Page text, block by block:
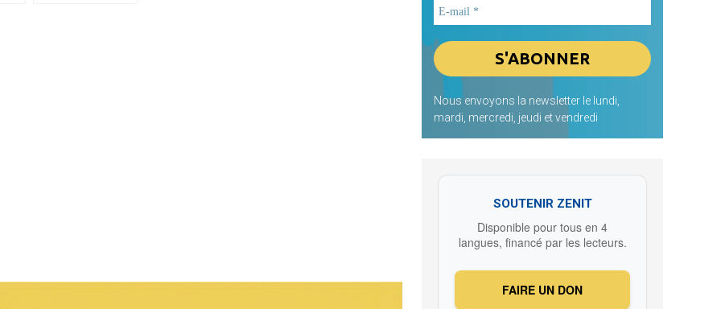
Nous envoyons la newsletter le lundi,
mardi, mercredi, jeudi et vendredi
SOUTENIR ZENIT
Disponible pour tous en 4
langues, financé par les lecteurs.
FAIRE UN DON